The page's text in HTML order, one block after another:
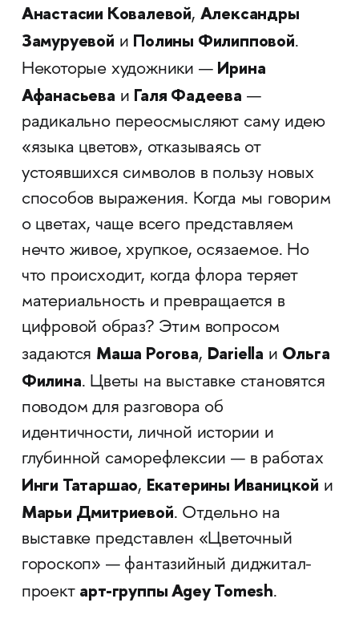
Анастасии Ковалевой, Александры
Замуруевой и Полины Филипповой.
Некоторые художники — Ирина
Афанасьева и Галя Фадеева —
радикально переосмысляют саму идею
«языка цветов», отказываясь от
устоявшихся символов в пользу новых
способов выражения. Когда мы говорим
о цветах, чаще всего представляем
нечто живое, хрупкое, осязаемое. Но
что происходит, когда флора теряет
материальность и превращается в
цифровой образ? Этим вопросом
задаются Маша Рогова, Dariella и Ольга
Филина. Цветы на выставке становятся
поводом для разговора об
идентичности, личной истории и
глубинной саморефлексии — в работах
Инги Татаршао, Екатерины Иваницкой и
Марьи Дмитриевой. Отдельно на
выставке представлен «Цветочный
гороскоп» — фантазийный диджитал-
проект арт-группы Agey Tomesh.